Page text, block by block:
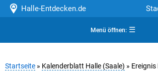
Halle-Entdecken.de
Menü öffnen:☰
Startseite » Kalenderblatt Halle (Saale) »